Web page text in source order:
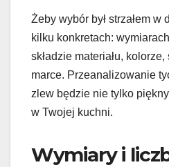
Żeby wybór był strzałem w
kilku konkretach:
składzie materiału,
marce. Przeanalizowanie
zlew będzie nie tylko
w Twojej kuchni.
Wymiary i